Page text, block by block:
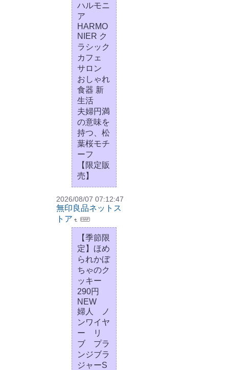
ハルモニ
ア
HARMO
NIER ク
ラシック
カフェ
サロン
おしゃれ
食器 新
生活
夫婦円満
の意味を
持つ、松
葉桜モチ
ーフ
【限定販
売】
2026/08/07 07:12:47
無印良品ネットス
トア
【季節限
定】ほめ
られかぼ
ちゃのク
ッキー
290円
NEW
婦人 ノ
ンワイヤ
ー リ
ブ プラ
ンジブラ
ジャーS